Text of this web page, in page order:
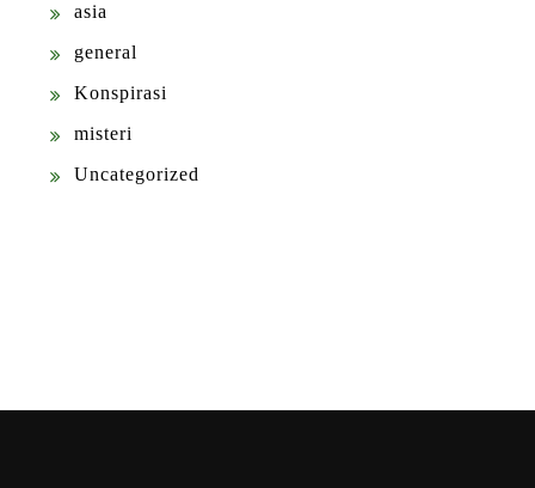
asia
general
Konspirasi
misteri
Uncategorized